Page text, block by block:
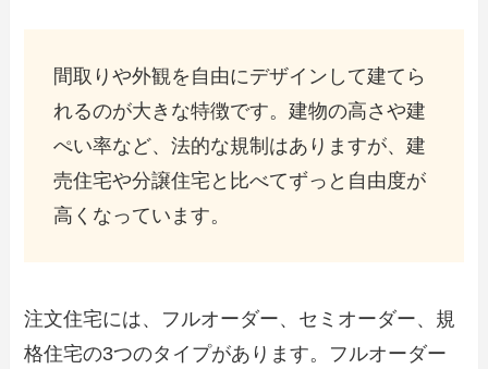
間取りや外観を自由にデザインして建てら
れるのが大きな特徴です。建物の高さや建
ぺい率など、法的な規制はありますが、建
売住宅や分譲住宅と比べてずっと自由度が
高くなっています。
注文住宅には、フルオーダー、セミオーダー、規
格住宅の3つのタイプがあります。フルオーダー